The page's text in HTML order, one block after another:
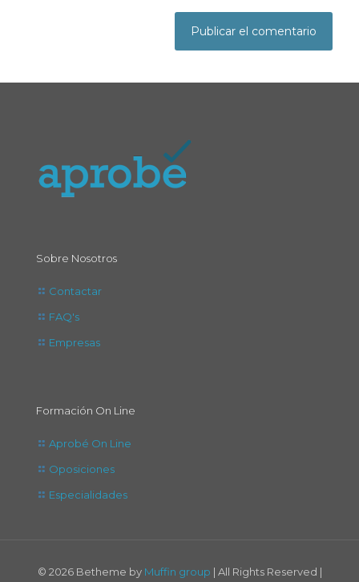
Sobre Nosotros
Contactar
FAQ's
Empresas
Formación On Line
Aprobé On Line
Oposiciones
Especialidades
© 2026 Betheme by Muffin group | All Rights Reserved |